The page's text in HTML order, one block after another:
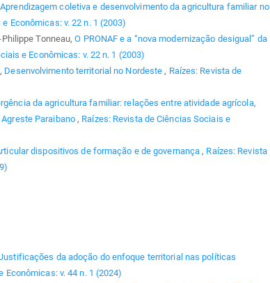
Aprendizagem coletiva e desenvolvimento da agricultura familiar no
Econômicas: v. 22 n. 1 (2003)
Tonneau,O PRONAF e a “nova modernização desigual” da
e Econômicas: v. 22 n. 1 (2003)
Desenvolvimento territorial no Nordeste, Raízes: Revista de
da agricultura familiar: relações entre atividade agrícola,
Paraibano, Raízes: Revista de Ciências Sociais e
dispositivos de formação e de governança, Raízes: Revista
da adoção do enfoque territorial nas políticas
Econômicas: v. 44 n. 1 (2024)